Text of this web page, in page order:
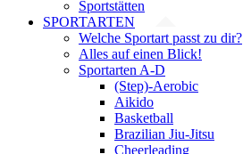
Sportstätten
SPORTARTEN
Welche Sportart passt zu dir?
Alles auf einen Blick!
Sportarten A-D
(Step)-Aerobic
Aikido
Basketball
Brazilian Jiu-Jitsu
Cheerleading